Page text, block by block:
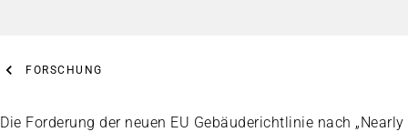
FORSCHUNG
Die Forderung der neuen EU Gebäuderichtlinie nach „Nearly